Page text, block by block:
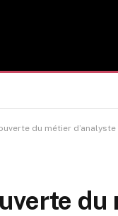
du métier
du